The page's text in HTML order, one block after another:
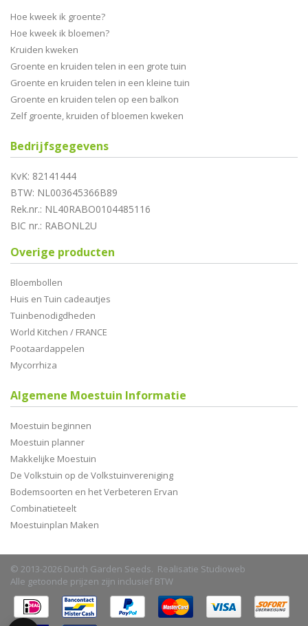
Hoe kweek ik groente?
Hoe kweek ik bloemen?
Kruiden kweken
Groente en kruiden telen in een grote tuin
Groente en kruiden telen in een kleine tuin
Groente en kruiden telen op een balkon
Zelf groente, kruiden of bloemen kweken
Bedrijfsgegevens
KvK: 82141444
BTW: NL003645366B89
Rek.nr.: NL40RABO0104485116
BIC nr.: RABONL2U
Overige producten
Bloembollen
Huis en Tuin cadeautjes
Tuinbenodigdheden
World Kitchen / FRANCE
Pootaardappelen
Mycorrhiza
Algemene Moestuin Informatie
Moestuin beginnen
Moestuin planner
Makkelijke Moestuin
De Volkstuin op de Volkstuinvereniging
Bodemsoorten en het Verbeteren Ervan
Combinatieteelt
Moestuinplan Maken
© 2013-2026 Dutch Garden Seeds. Realisatie Studioweb
Alle getoonde prijzen zijn inclusief BTW